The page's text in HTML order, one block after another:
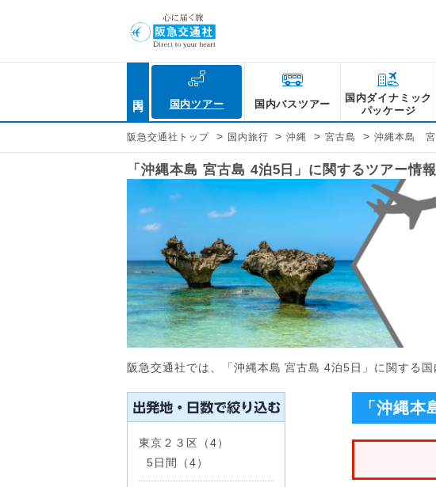
国内ツアー 国内バスツアー
国内ダイナミック
パッケージ
阪急交通社トップ > 国内旅行 > 沖縄 > 宮古島 > 沖縄本島
「沖縄本島 宮古島 4泊5日」に関するツアー情
阪急交通社では、「沖縄本島 宮古島 4泊5日」に関する
「沖縄
東京２３区（4）
5日間（4）